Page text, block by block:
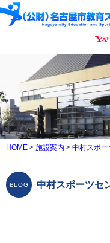
HOME > 施設案内 > 中村スポー
中村スポーツセ